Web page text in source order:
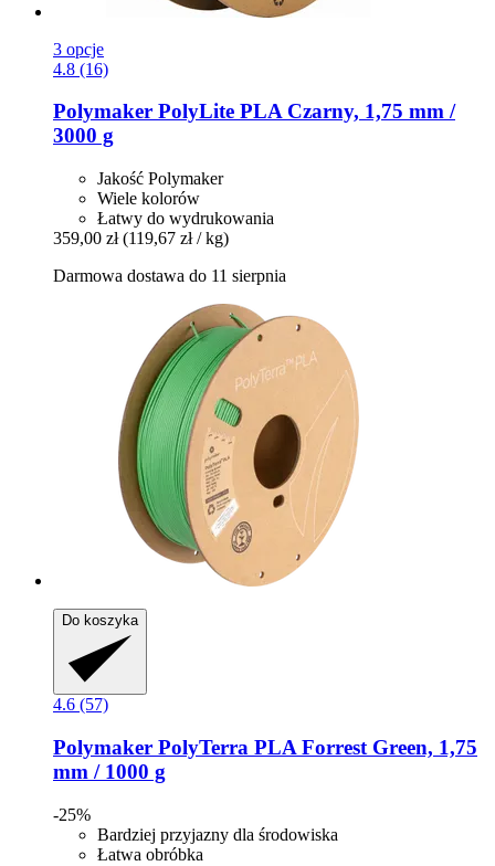
3 opcje
4.8 (16)
Polymaker PolyLite PLA Czarny, 1,75 mm /
3000 g
Jakość Polymaker
Wiele kolorów
Łatwy do wydrukowania
359,00 zł (119,67 zł / kg)
Darmowa dostawa do 11 sierpnia
Do koszyka
4.6 (57)
Polymaker PolyTerra PLA Forrest Green, 1,75
mm / 1000 g
-25%
Bardziej przyjazny dla środowiska
Łatwa obróbka